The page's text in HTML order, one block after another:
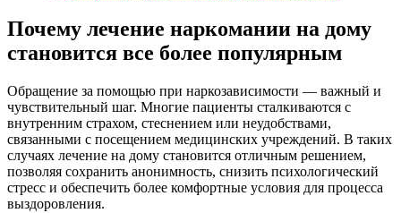
Почему лечение наркомании на дому
становится все более популярным
Обращение за помощью при наркозависимости — важный и
чувствительный шаг. Многие пациенты сталкиваются с
внутренним страхом, стеснением или неудобствами,
связанными с посещением медицинских учреждений. В таких
случаях лечение на дому становится отличным решением,
позволяя сохранить анонимность, снизить психологический
стресс и обеспечить более комфортные условия для процесса
выздоровления.